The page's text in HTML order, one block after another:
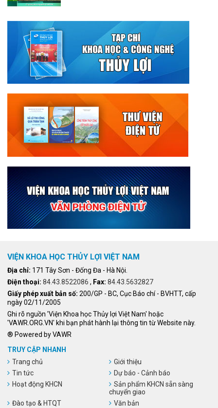
VIỆN KHOA HỌC THỦY LỢI VIỆT NAM
Địa chỉ: 171 Tây Sơn - Đống Đa - Hà Nội.
Điện thoại: 84.43.8522086 , Fax: 84.43.5632827
Giấy phép xuất bản số: 200/GP - BC, Cục Báo chí - BVHTT, cấp
ngày 02/11/2005
Ghi rõ nguồn 'Viện Khoa học Thủy lợi Việt Nam' hoặc
'VAWR.ORG.VN' khi bạn phát hành lại thông tin từ Website này.
® Powered by VAWR
TRUY CẬP NHANH
Trang chủ
Giới thiệu
Tin tức
Dự báo - Cảnh báo
Hoạt động KHCN
Sản phẩm KHCN sẵn sàng
chuyển giao
Đào tạo & HTQT
Văn bản